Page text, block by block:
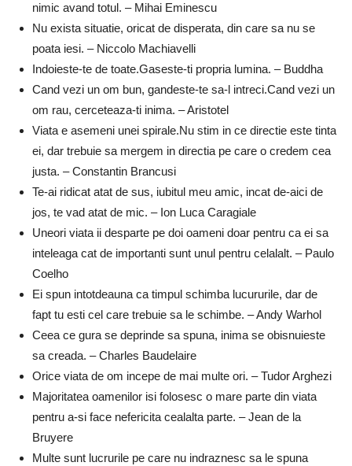
nimic avand totul. – Mihai Eminescu
Nu exista situatie, oricat de disperata, din care sa nu se
poata iesi. – Niccolo Machiavelli
Indoieste-te de toate.Gaseste-ti propria lumina. – Buddha
Cand vezi un om bun, gandeste-te sa-l intreci.Cand vezi un
om rau, cerceteaza-ti inima. – Aristotel
Viata e asemeni unei spirale.Nu stim in ce directie este tinta
ei, dar trebuie sa mergem in directia pe care o credem cea
justa. – Constantin Brancusi
Te-ai ridicat atat de sus, iubitul meu amic, incat de-aici de
jos, te vad atat de mic. – Ion Luca Caragiale
Uneori viata ii desparte pe doi oameni doar pentru ca ei sa
inteleaga cat de importanti sunt unul pentru celalalt. – Paulo
Coelho
Ei spun intotdeauna ca timpul schimba lucururile, dar de
fapt tu esti cel care trebuie sa le schimbe. – Andy Warhol
Ceea ce gura se deprinde sa spuna, inima se obisnuieste
sa creada. – Charles Baudelaire
Orice viata de om incepe de mai multe ori. – Tudor Arghezi
Majoritatea oamenilor isi folosesc o mare parte din viata
pentru a-si face nefericita cealalta parte. – Jean de la
Bruyere
Multe sunt lucrurile pe care nu indraznesc sa le spuna